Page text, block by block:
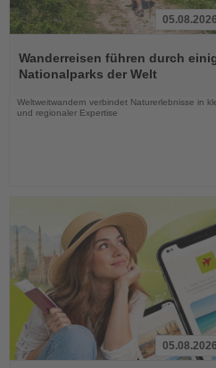
Sie
die
Nachrichten
05.08.2026
Wanderreisen führen durch
Nationalparks der Welt
Weltweitwandern verbindet Naturerlebnisse in
und regionaler Expertise
05.08.2026